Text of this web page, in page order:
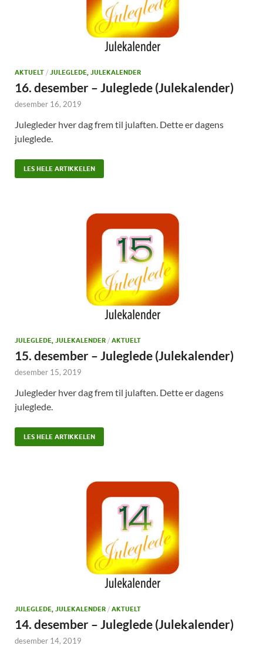
AKTUELT / JULEGLEDE, JULEKALENDER
16. desember – Juleglede (Julekalender)
desember 16, 2019
Julegleder hver dag frem til julaften. Dette er dagens
juleglede.
LES HELE ARTIKKELEN
JULEGLEDE, JULEKALENDER / AKTUELT
15. desember – Juleglede (Julekalender)
desember 15, 2019
Julegleder hver dag frem til julaften. Dette er dagens
juleglede.
LES HELE ARTIKKELEN
JULEGLEDE, JULEKALENDER / AKTUELT
14. desember – Juleglede (Julekalender)
desember 14, 2019